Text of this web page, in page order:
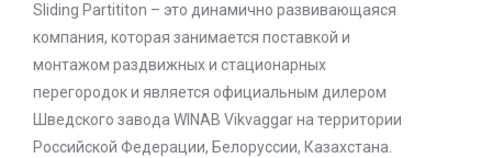
Sliding Partititon – это динамично развивающаяся
компания, которая занимается поставкой и
монтажом раздвижных и стационарных
перегородок и является официальным дилером
Шведского завода WINAB Vikvaggar на территории
Российской Федерации, Белоруссии, Казахстана.